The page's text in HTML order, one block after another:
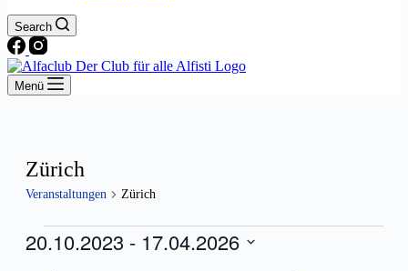
Search
Menü
Zürich
Veranstaltungen Zürich
Veranstaltungen
20.10.2023 - 17.04.2026